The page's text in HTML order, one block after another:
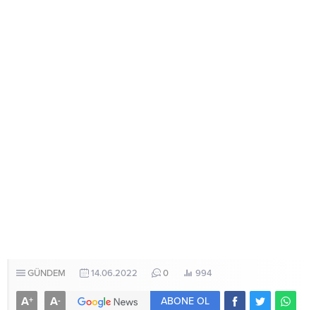
GÜNDEM 14.06.2022 0 994
A+ A- ABONE OL